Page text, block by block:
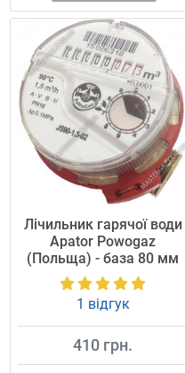
Лічильник гарячої води
Apator Powogaz
(Польща) - база 80 мм
1 відгук
410 грн.